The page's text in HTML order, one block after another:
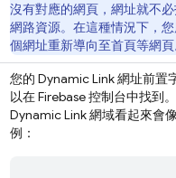
沒有對應的網頁，網址就不必
網路資源。在這種情況下，您
個網址重新導向至首頁等網頁
您的 Dynamic Link網址前置
以在Firebase控制台中找到
Dynamic Link網域看起來會
例：